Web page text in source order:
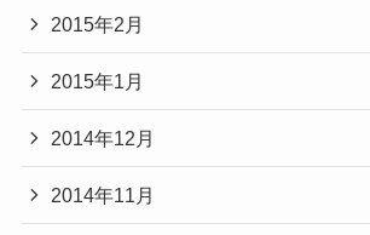
2015年2月
2015年1月
2014年12月
2014年11月